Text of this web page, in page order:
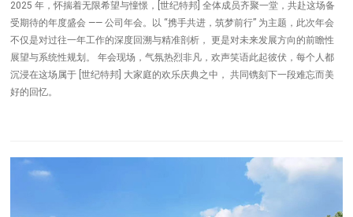
2025 年，怀揣着无限希望与憧憬，[世纪特邦] 全体成员齐聚一堂，共赴这场备
受期待的年度盛会 —— 公司年会。以 “携手共进，筑梦前行” 为主题，此次年会
不仅是对过往一年工作的深度回溯与精准剖析， 更是对未来发展方向的前瞻性
展望与系统性规划。 年会现场，气氛热烈非凡，欢声笑语此起彼伏，每个人都
沉浸在这场属于 [世纪特邦] 大家庭的欢乐庆典之中， 共同镌刻下一段难忘而美
好的回忆。